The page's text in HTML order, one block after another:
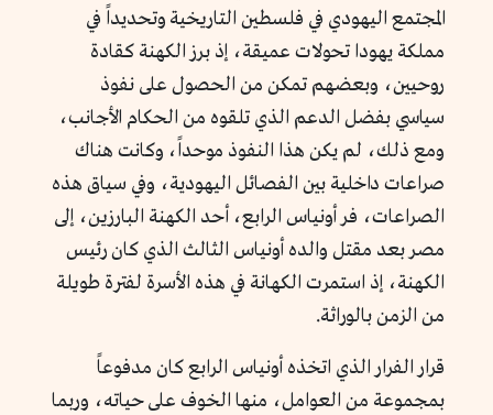
المجتمع اليهودي في فلسطين التاريخية وتحديداً في
مملكة يهودا تحولات عميقة، إذ برز الكهنة كقادة
روحيين، وبعضهم تمكن من الحصول على نفوذ
سياسي بفضل الدعم الذي تلقوه من الحكام الأجانب،
ومع ذلك، لم يكن هذا النفوذ موحداً، وكانت هناك
صراعات داخلية بين الفصائل اليهودية، وفي سياق هذه
الصراعات، فر أونياس الرابع، أحد الكهنة البارزين، إلى
مصر بعد مقتل والده أونياس الثالث الذي كان رئيس
الكهنة، إذ استمرت الكهانة في هذه الأسرة لفترة طويلة
من الزمن بالوراثة.
قرار الفرار الذي اتخذه أونياس الرابع كان مدفوعاً
بمجموعة من العوامل، منها الخوف على حياته، وربما